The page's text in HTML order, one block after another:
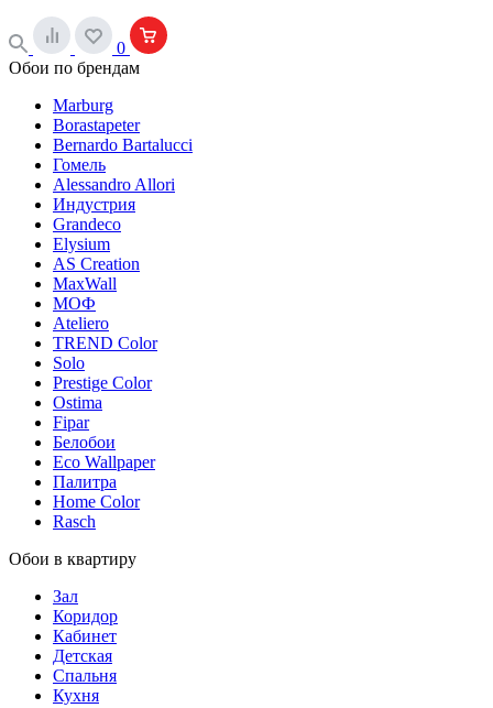
0
Обои по брендам
Marburg
Borastapeter
Bernardo Bartalucci
Гомель
Alessandro Allori
Индустрия
Grandeco
Elysium
AS Creation
MaxWall
МОФ
Ateliero
TREND Color
Solo
Prestige Color
Ostima
Fipar
Белобои
Eco Wallpaper
Палитра
Home Color
Rasch
Обои в квартиру
Зал
Коридор
Кабинет
Детская
Спальня
Кухня